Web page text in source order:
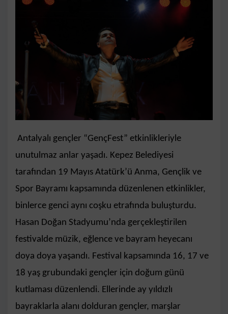
Antalyalı gençler “GençFest” etkinlikleriyle
unutulmaz anlar yaşadı. Kepez Belediyesi
tarafından 19 Mayıs Atatürk’ü Anma, Gençlik ve
Spor Bayramı kapsamında düzenlenen etkinlikler,
binlerce genci aynı coşku etrafında buluşturdu.
Hasan Doğan Stadyumu’nda gerçekleştirilen
festivalde müzik, eğlence ve bayram heyecanı
doya doya yaşandı. Festival kapsamında 16, 17 ve
18 yaş grubundaki gençler için doğum günü
kutlaması düzenlendi. Ellerinde ay yıldızlı
bayraklarla alanı dolduran gençler, marşlar